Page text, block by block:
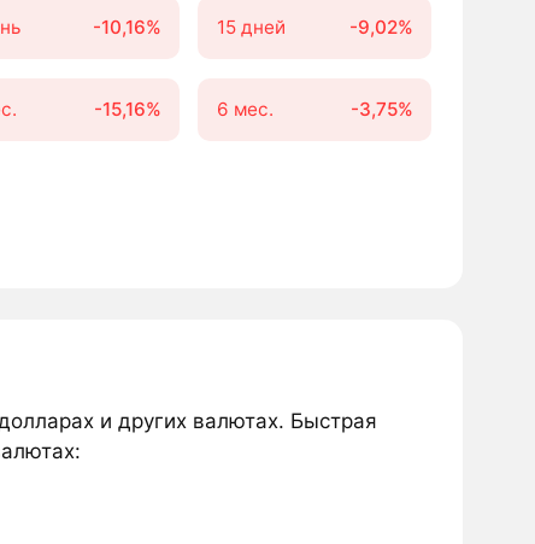
-10,16% 15 дней -9,02%
-15,16% 6 мес. -3,75%
и других валютах. Быстрая